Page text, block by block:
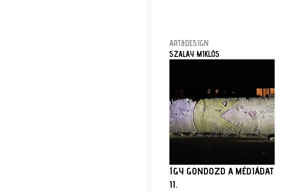
ART&DESIGN
SZALAY MIKLÓS
ÍGY GONDOZD A MÉDIÁDAT
II.